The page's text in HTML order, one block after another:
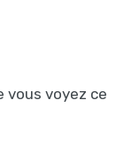
vous voyez ce